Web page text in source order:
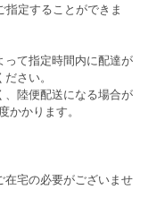
定することができま
って指定時間内に配達が
さい。
、陸便配送になる場合が
かかります。
在宅の必要がございませ